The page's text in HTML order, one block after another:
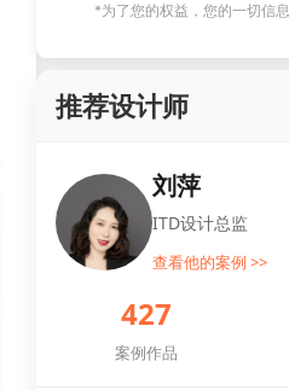
*为了您的权益，您的一切信
推荐设计师
刘萍
ITD设计总监
查看他的案例 >>
427
案例作品